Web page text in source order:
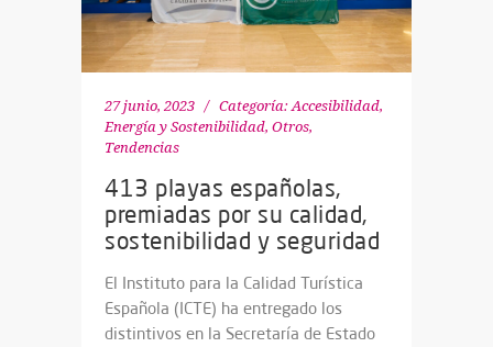
27 junio, 2023 Categoría: Accesibilidad,
Energía y Sostenibilidad, Otros,
Tendencias
413 playas españolas,
premiadas por su calidad,
sostenibilidad y seguridad
El Instituto para la Calidad Turística
Española (ICTE) ha entregado los
distintivos en la Secretaría de Estado